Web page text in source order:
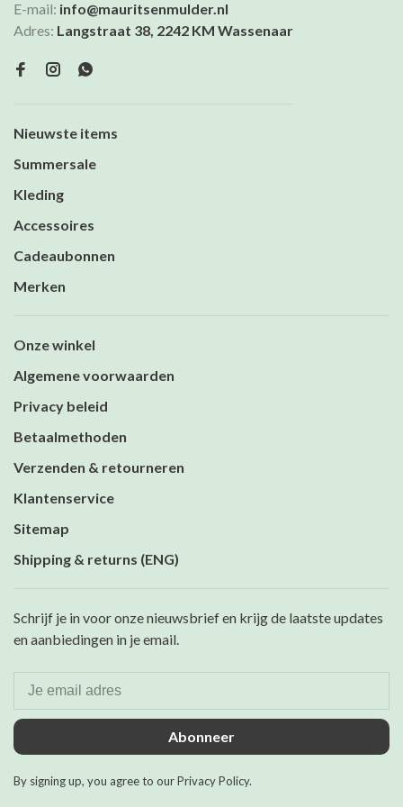
E-mail: info@mauritsenmulder.nl
Adres: Langstraat 38, 2242 KM Wassenaar
Nieuwste items
Summersale
Kleding
Accessoires
Cadeaubonnen
Merken
Onze winkel
Algemene voorwaarden
Privacy beleid
Betaalmethoden
Verzenden & retourneren
Klantenservice
Sitemap
Shipping & returns (ENG)
Schrijf je in voor onze nieuwsbrief en krijg de laatste updates
en aanbiedingen in je email.
Abonneer
By signing up, you agree to our Privacy Policy.